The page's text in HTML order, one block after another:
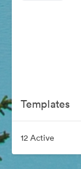
Templates
12 Active